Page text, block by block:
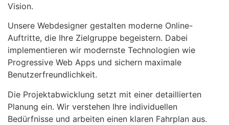
Vision.
Unsere Webdesigner gestalten moderne Online-
Auftritte, die Ihre Zielgruppe begeistern. Dabei
implementieren wir modernste Technologien wie
Progressive Web Apps und sichern maximale
Benutzerfreundlichkeit.
Die Projektabwicklung setzt mit einer detaillierten
Planung ein. Wir verstehen Ihre individuellen
Bedürfnisse und arbeiten einen klaren Fahrplan aus.